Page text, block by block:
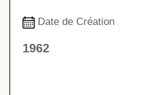
Date de Création
1962